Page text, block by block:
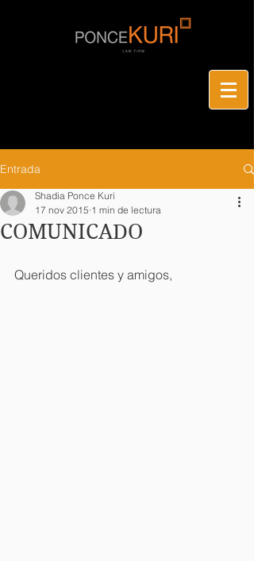
Entrada
COMUNICADO
Shadia Ponce Kuri
17 nov 2015 1 min de lectura
Queridos clientes y amigos,